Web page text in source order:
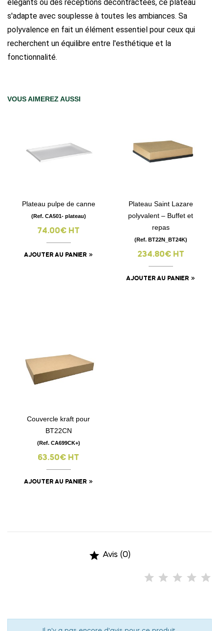
élégants ou des réceptions décontractées, ce plateau
s'adapte avec souplesse à toutes les ambiances. Sa
polyvalence en fait un élément essentiel pour ceux qui
recherchent un équilibre entre l'esthétique et la
fonctionnalité.
VOUS AIMEREZ AUSSI
Plateau pulpe de canne
(Ref. CA501- plateau)
74.00€ HT
AJOUTER AU PANIER
Plateau Saint Lazare
polyvalent – Buffet et
repas
(Ref. BT22N_BT24K)
234.80€ HT
AJOUTER AU PANIER
Couvercle kraft pour
BT22CN
(Ref. CA699CK+)
63.50€ HT
AJOUTER AU PANIER
 Avis (0)